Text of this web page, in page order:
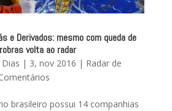
e Derivados: mesmo com queda de
volta ao radar
| 3, nov 2016 | Radar de
brasileiro possui 14 companhias